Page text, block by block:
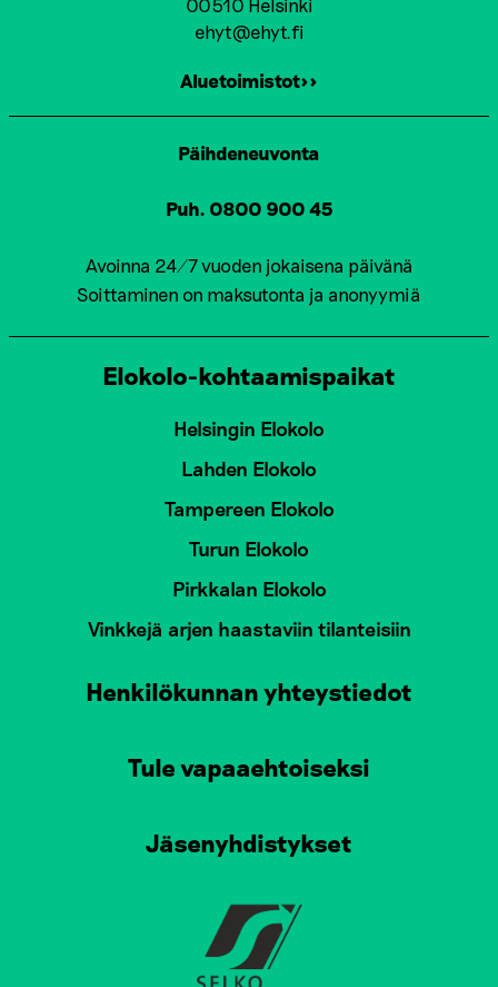
ehyt@ehyt.fi
Aluetoimistot>>
Päihdeneuvonta
Puh. 0800 900 45
Avoinna 24/7 vuoden jokaisena päivänä
Soittaminen on maksutonta ja anonyymiä
Elokolo-kohtaamispaikat
Helsingin Elokolo
Lahden Elokolo
Tampereen Elokolo
Turun Elokolo
Pirkkalan Elokolo
Vinkkejä arjen haastaviin tilanteisiin
Henkilökunnan yhteystiedot
Tule vapaaehtoiseksi
Jäsenyhdistykset